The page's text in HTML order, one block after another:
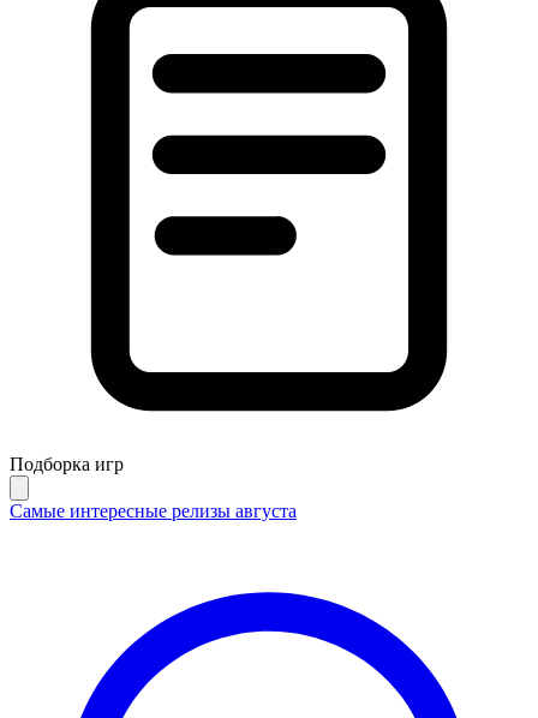
Подборка игр
Самые интересные релизы августа